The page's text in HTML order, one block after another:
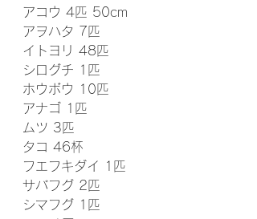
アコウ 4匹 50cm
アヲハタ 7匹
イトヨリ 48匹
シログチ 1匹
ホウボウ 10匹
アナゴ 1匹
ムツ 3匹
タコ 46杯
フエフキダイ 1匹
サバフグ 2匹
シマフグ 1匹